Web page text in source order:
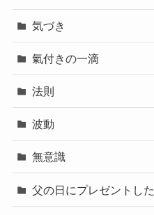
気づき
氣付きの一滴
法則
波動
無意識
父の日にプレゼントし